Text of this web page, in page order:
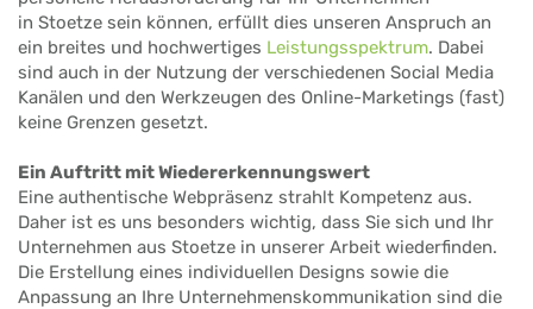
in Stoetze sein können, erfüllt dies unseren Anspruch an
ein breites und hochwertiges Leistungsspektrum. Dabei
sind auch in der Nutzung der verschiedenen Social Media
Kanälen und den Werkzeugen des Online-Marketings (fast)
keine Grenzen gesetzt.
Ein Auftritt mit Wiedererkennungswert
Eine authentische Webpräsenz strahlt Kompetenz aus.
Daher ist es uns besonders wichtig, dass Sie sich und Ihr
Unternehmen aus Stoetze in unserer Arbeit wiederfinden.
Die Erstellung eines individuellen Designs sowie die
Anpassung an Ihre Unternehmenskommunikation sind die